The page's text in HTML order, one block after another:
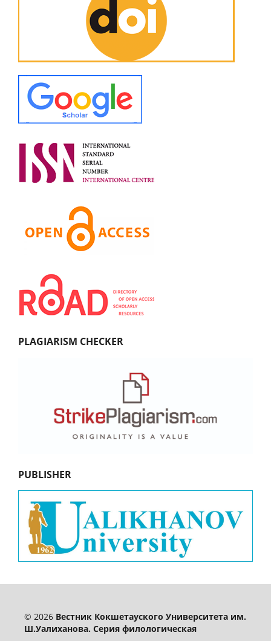
PLAGIARISM CHECKER
PUBLISHER
© 2026 Вестник Кокшетауского Университета им.
Ш.Уалиханова. Серия филологическая